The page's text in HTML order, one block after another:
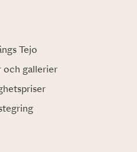
Tejo
gallerier